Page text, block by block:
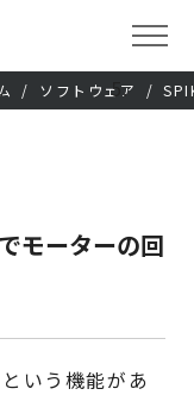
ソフトウェア
モーターの回
いう機能があ